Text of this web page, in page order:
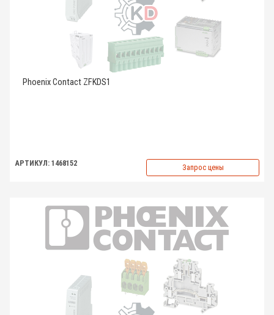
Phoenix Contact ZFKDS1
АРТИКУЛ: 1468152 Запрос цены